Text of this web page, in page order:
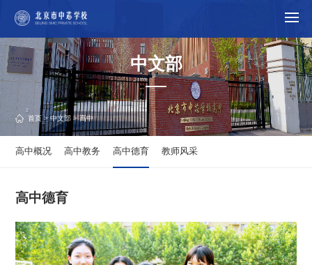
中文部
首页>中文部 > 高中
高中概况 高中教务 高中德育 教师风采
高中德育